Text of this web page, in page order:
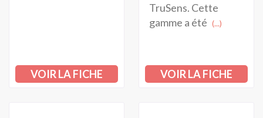
VOIR LA FICHE
TruSens. Cette
gamme a été (...)
VOIR LA FICHE